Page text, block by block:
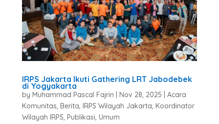
IRPS Jakarta Ikuti Gathering LRT Jabodebek
di Yogyakarta
by Muhammad Pascal Fajrin Nov 28, 2025
Acara
Komunitas, Berita, IRPS Wilayah Jakarta, Koordinator
Wilayah IRPS, Publikasi, Umum